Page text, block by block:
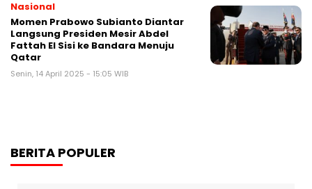
Nasional
Momen Prabowo Subianto Diantar
Langsung Presiden Mesir Abdel
Fattah El Sisi ke Bandara Menuju
Qatar
Senin, 14 April 2025 - 15:05 WIB
BERITA POPULER